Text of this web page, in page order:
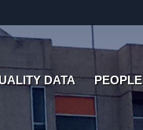
DATA PEOPLE